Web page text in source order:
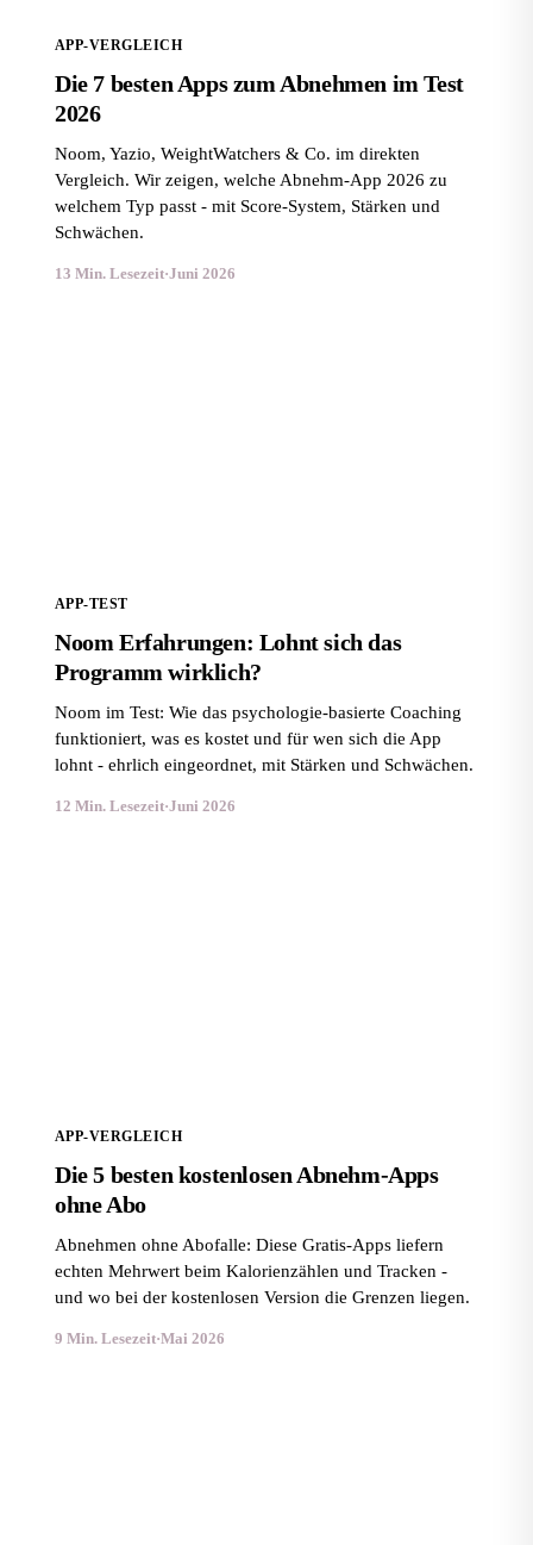
APP-VERGLEICH
Die 7 besten Apps zum Abnehmen im Test
2026
Noom, Yazio, WeightWatchers & Co. im direkten
Vergleich. Wir zeigen, welche Abnehm-App 2026 zu
welchem Typ passt - mit Score-System, Stärken und
Schwächen.
13 Min. Lesezeit·Juni 2026
APP-TEST
Noom Erfahrungen: Lohnt sich das
Programm wirklich?
Noom im Test: Wie das psychologie-basierte Coaching
funktioniert, was es kostet und für wen sich die App
lohnt - ehrlich eingeordnet, mit Stärken und Schwächen.
12 Min. Lesezeit·Juni 2026
APP-VERGLEICH
Die 5 besten kostenlosen Abnehm-Apps
ohne Abo
Abnehmen ohne Abofalle: Diese Gratis-Apps liefern
echten Mehrwert beim Kalorienzählen und Tracken -
und wo bei der kostenlosen Version die Grenzen liegen.
9 Min. Lesezeit·Mai 2026